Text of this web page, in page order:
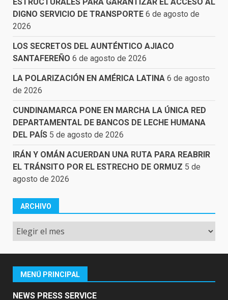
DIGNO SERVICIO DE TRANSPORTE 6 de agosto de
2026
LOS SECRETOS DEL AUNTÉNTICO AJIACO
SANTAFEREÑO 6 de agosto de 2026
LA POLARIZACIÓN EN AMÉRICA LATINA 6 de agosto
de 2026
CUNDINAMARCA PONE EN MARCHA LA ÚNICA RED
DEPARTAMENTAL DE BANCOS DE LECHE HUMANA
DEL PAÍS 5 de agosto de 2026
IRÁN Y OMÁN ACUERDAN UNA RUTA PARA REABRIR
EL TRÁNSITO POR EL ESTRECHO DE ORMUZ 5 de
agosto de 2026
ARCHIVO
Archivo
MENÚ PRINCIPAL
NEWS PRESS SERVICE